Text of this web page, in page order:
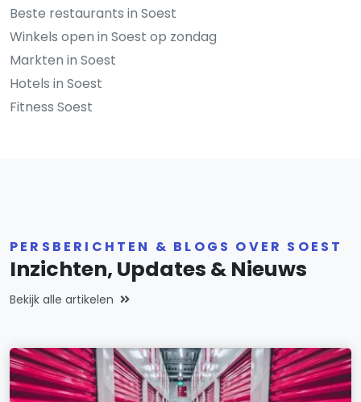
Beste restaurants in Soest
Winkels open in Soest op zondag
Markten in Soest
Hotels in Soest
Fitness Soest
PERSBERICHTEN & BLOGS OVER SOEST
Inzichten, Updates & Nieuws
Bekijk alle artikelen